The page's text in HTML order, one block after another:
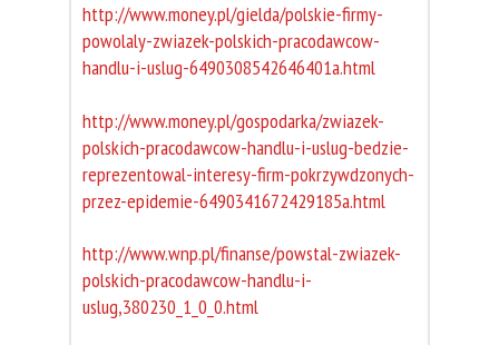
http://www.money.pl/gielda/polskie-firmy-
powolaly-zwiazek-polskich-pracodawcow-
handlu-i-uslug-6490308542646401a.html
http://www.money.pl/gospodarka/zwiazek-
polskich-pracodawcow-handlu-i-uslug-bedzie-
reprezentowal-interesy-firm-pokrzywdzonych-
przez-epidemie-6490341672429185a.html
http://www.wnp.pl/finanse/powstal-zwiazek-
polskich-pracodawcow-handlu-i-
uslug,380230_1_0_0.html